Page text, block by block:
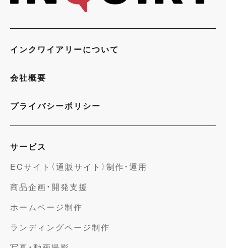
インクワイアリーについて
会社概要
プライバシーポリシー
サービス
ECサイト（通販サイト）制作・運用
商品企画・開発支援
ホームページ制作
ランディングページ制作